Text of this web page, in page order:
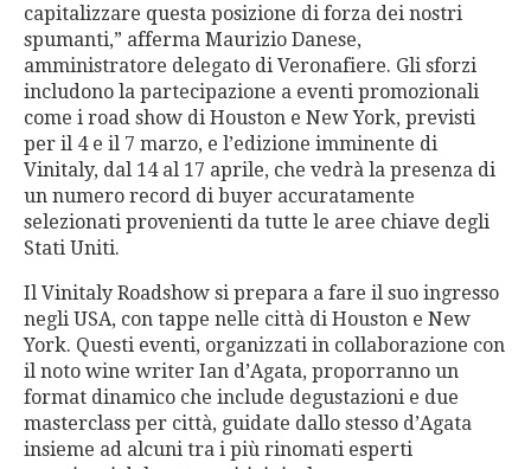
capitalizzare questa posizione di forza dei nostri
spumanti,” afferma Maurizio Danese,
amministratore delegato di Veronafiere. Gli sforzi
includono la partecipazione a eventi promozionali
come i road show di Houston e New York, previsti
per il 4 e il 7 marzo, e l’edizione imminente di
Vinitaly, dal 14 al 17 aprile, che vedrà la presenza di
un numero record di buyer accuratamente
selezionati provenienti da tutte le aree chiave degli
Stati Uniti.
Il Vinitaly Roadshow si prepara a fare il suo ingresso
negli USA, con tappe nelle città di Houston e New
York. Questi eventi, organizzati in collaborazione con
il noto wine writer Ian d’Agata, proporranno un
format dinamico che include degustazioni e due
masterclass per città, guidate dallo stesso d’Agata
insieme ad alcuni tra i più rinomati esperti